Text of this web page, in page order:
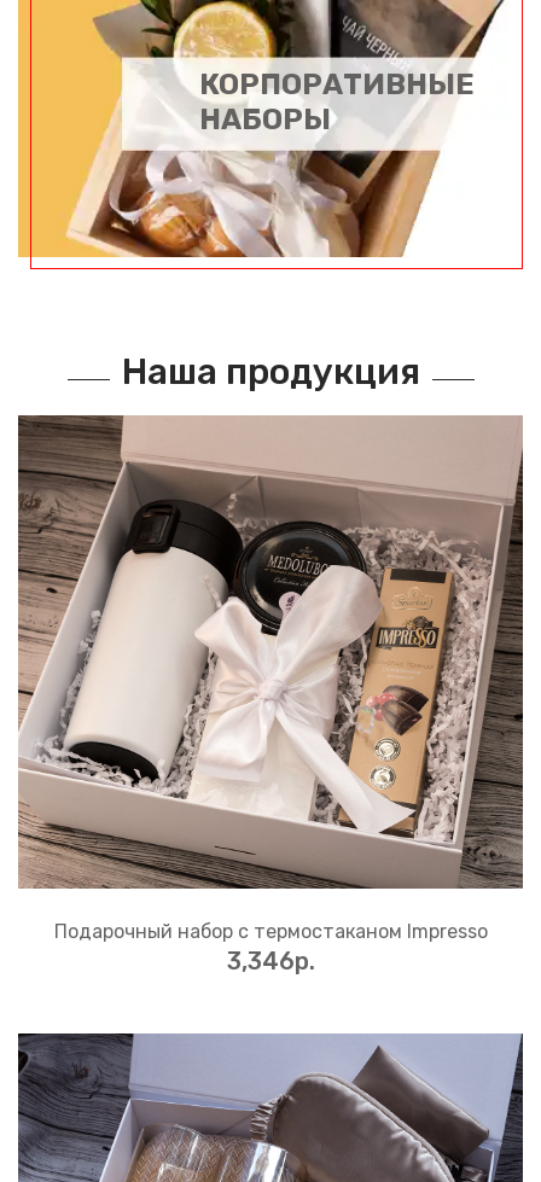
КОРПОРАТИВНЫЕ
НАБОРЫ
Наша продукция
Подарочный набор с термостаканом Impresso
3,346p.